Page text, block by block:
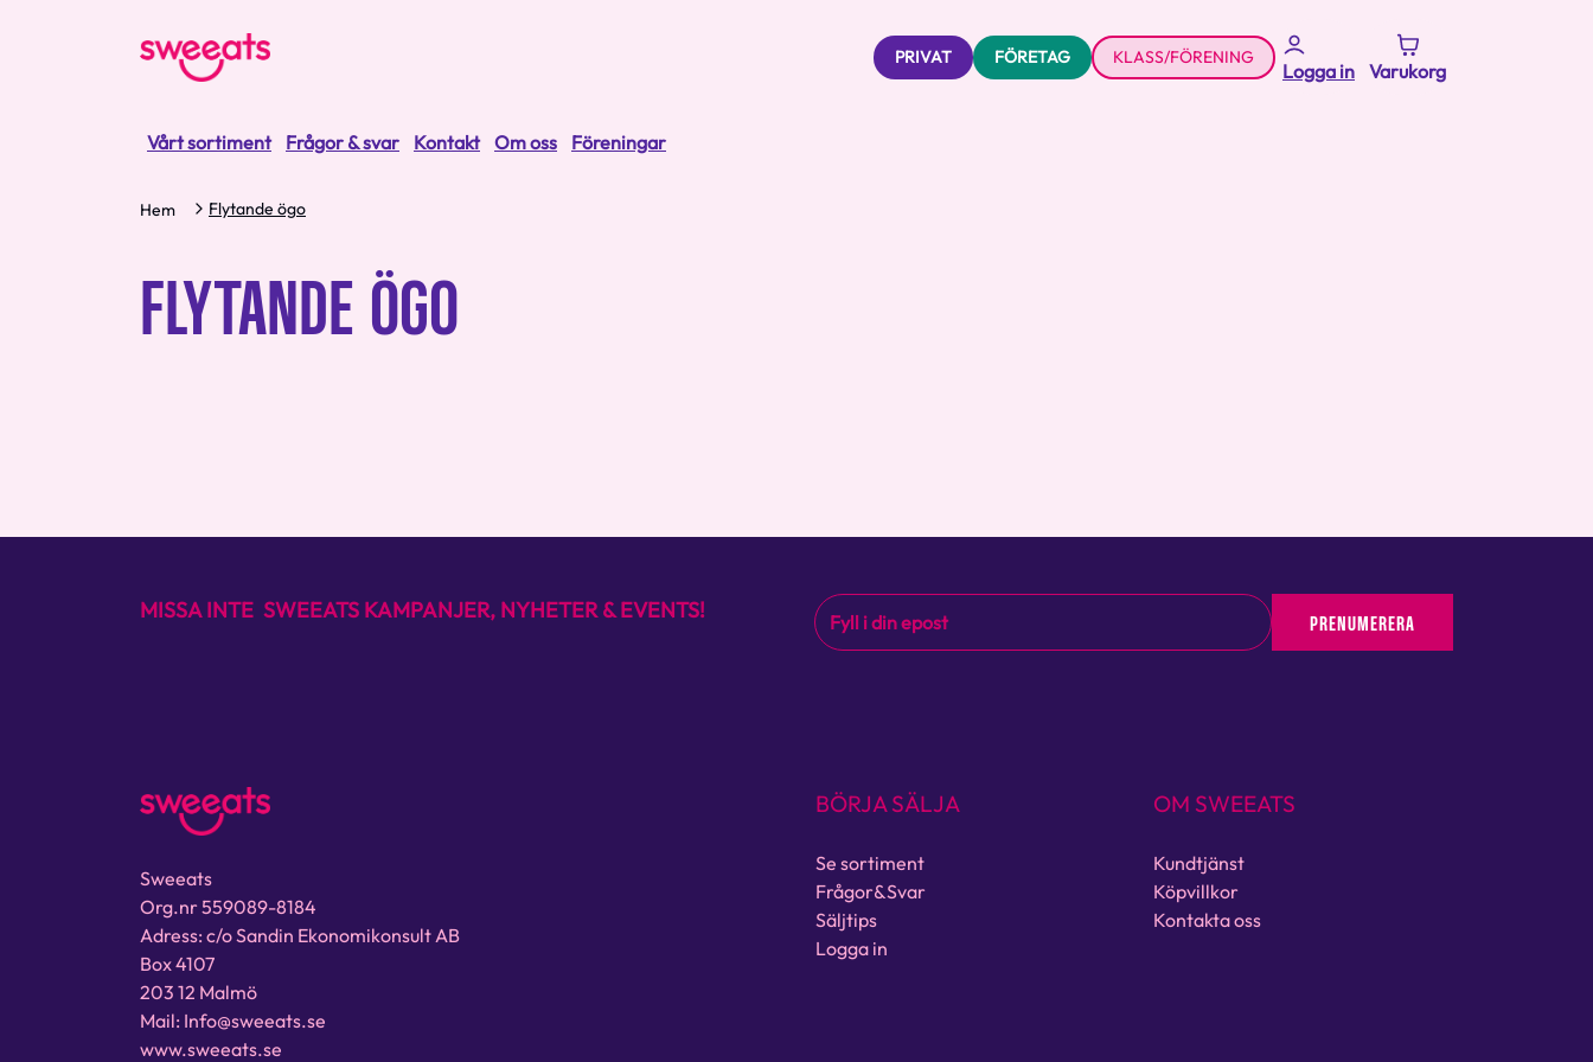
PRIVAT FÖRETAG KLASS/FÖRENING
Logga in Varukorg
Vårt sortiment Frågor & svar Kontakt Om oss Föreningar
Hem Flytande ögo
FLYTANDE ÖGO
MISSA INTE SWEEATS KAMPANJER, NYHETER & EVENTS! PRENUMERERA
Sweeats
Org.nr 559089-8184
Adress: c/o Sandin Ekonomikonsult AB
Box 4107
203 12 Malmö
Mail: Info@sweeats.se
www.sweeats.se
BÖRJA SÄLJA
Se sortiment
Frågor&Svar
Säljtips
Logga in
OM SWEEATS
Kundtjänst
Köpvillkor
Kontakta oss